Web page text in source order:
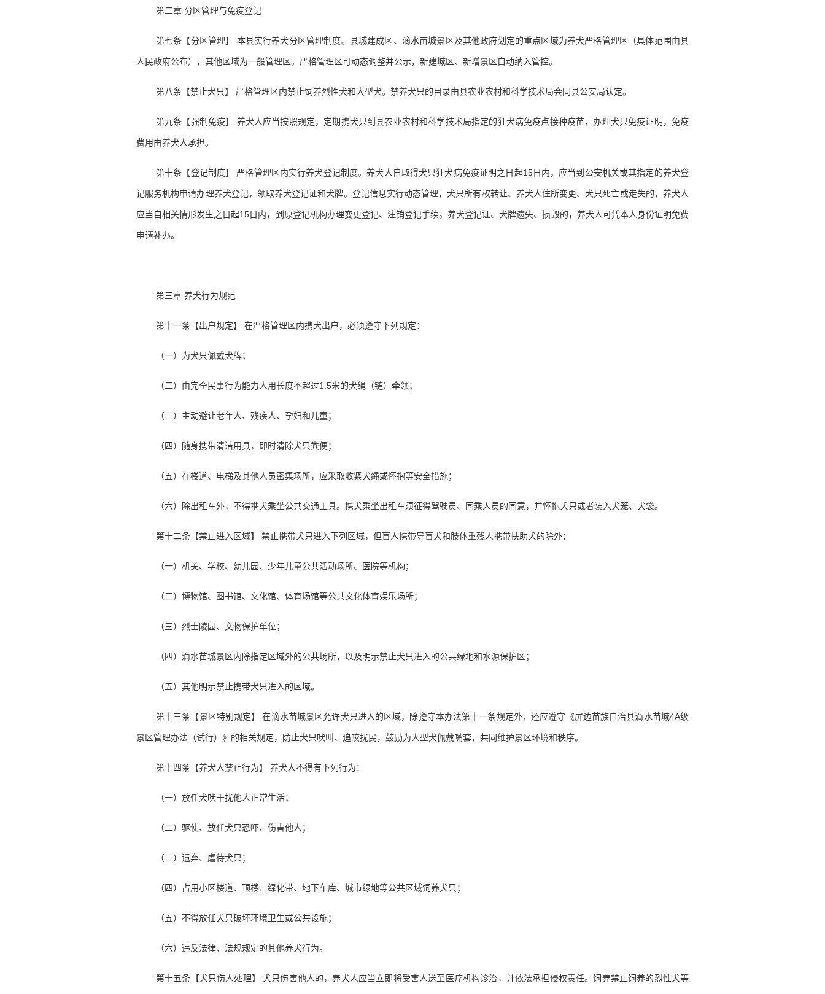
第二章 分区管理与免疫登记
第七条【分区管理】 本县实行养犬分区管理制度。县城建成区、滴水苗城景区及其他政府划定的重点区域为养犬严格管理区（具体范围由县
人民政府公布），其他区域为一般管理区。严格管理区可动态调整并公示，新建城区、新增景区自动纳入管控。
第八条【禁止犬只】 严格管理区内禁止饲养烈性犬和大型犬。禁养犬只的目录由县农业农村和科学技术局会同县公安局认定。
第九条【强制免疫】 养犬人应当按照规定，定期携犬只到县农业农村和科学技术局指定的狂犬病免疫点接种疫苗，办理犬只免疫证明，免疫
费用由养犬人承担。
第十条【登记制度】 严格管理区内实行养犬登记制度。养犬人自取得犬只狂犬病免疫证明之日起15日内，应当到公安机关或其指定的养犬登
记服务机构申请办理养犬登记，领取养犬登记证和犬牌。登记信息实行动态管理，犬只所有权转让、养犬人住所变更、犬只死亡或走失的，养犬人
应当自相关情形发生之日起15日内，到原登记机构办理变更登记、注销登记手续。养犬登记证、犬牌遗失、损毁的，养犬人可凭本人身份证明免费
申请补办。
第三章 养犬行为规范
第十一条【出户规定】 在严格管理区内携犬出户，必须遵守下列规定：
（一）为犬只佩戴犬牌；
（二）由完全民事行为能力人用长度不超过1.5米的犬绳（链）牵领；
（三）主动避让老年人、残疾人、孕妇和儿童；
（四）随身携带清洁用具，即时清除犬只粪便；
（五）在楼道、电梯及其他人员密集场所，应采取收紧犬绳或怀抱等安全措施；
（六）除出租车外，不得携犬乘坐公共交通工具。携犬乘坐出租车须征得驾驶员、同乘人员的同意，并怀抱犬只或者装入犬笼、犬袋。
第十二条【禁止进入区域】 禁止携带犬只进入下列区域，但盲人携带导盲犬和肢体重残人携带扶助犬的除外：
（一）机关、学校、幼儿园、少年儿童公共活动场所、医院等机构；
（二）博物馆、图书馆、文化馆、体育场馆等公共文化体育娱乐场所；
（三）烈士陵园、文物保护单位；
（四）滴水苗城景区内除指定区域外的公共场所，以及明示禁止犬只进入的公共绿地和水源保护区；
（五）其他明示禁止携带犬只进入的区域。
第十三条【景区特别规定】 在滴水苗城景区允许犬只进入的区域，除遵守本办法第十一条规定外，还应遵守《屏边苗族自治县滴水苗城4A级
景区管理办法（试行）》的相关规定，防止犬只吠叫、追咬扰民，鼓励为大型犬佩戴嘴套，共同维护景区环境和秩序。
第十四条【养犬人禁止行为】 养犬人不得有下列行为：
（一）放任犬吠干扰他人正常生活；
（二）驱使、放任犬只恐吓、伤害他人；
（三）遗弃、虐待犬只；
（四）占用小区楼道、顶楼、绿化带、地下车库、城市绿地等公共区域饲养犬只；
（五）不得放任犬只破坏环境卫生或公共设施；
（六）违反法律、法规规定的其他养犬行为。
第十五条【犬只伤人处理】 犬只伤害他人的，养犬人应当立即将受害人送至医疗机构诊治，并依法承担侵权责任。饲养禁止饲养的烈性犬等